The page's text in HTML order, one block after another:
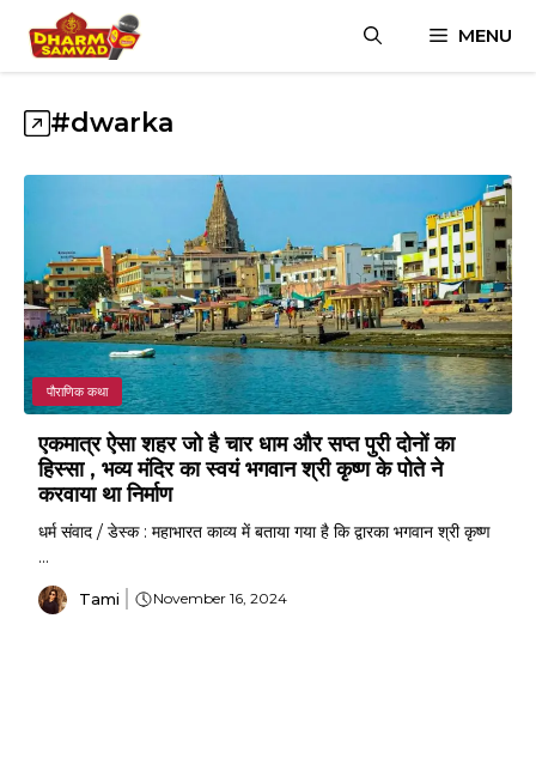
content
MENU
#dwarka
पौराणिक कथा
एकमात्र ऐसा शहर जो है चार धाम और सप्त पुरी दोनों का
हिस्सा , भव्य मंदिर का स्वयं भगवान श्री कृष्ण के पोते ने
करवाया था निर्माण
धर्म संवाद / डेस्क : महाभारत काव्य में बताया गया है कि द्वारका भगवान श्री कृष्ण
...
Tami November 16, 2024